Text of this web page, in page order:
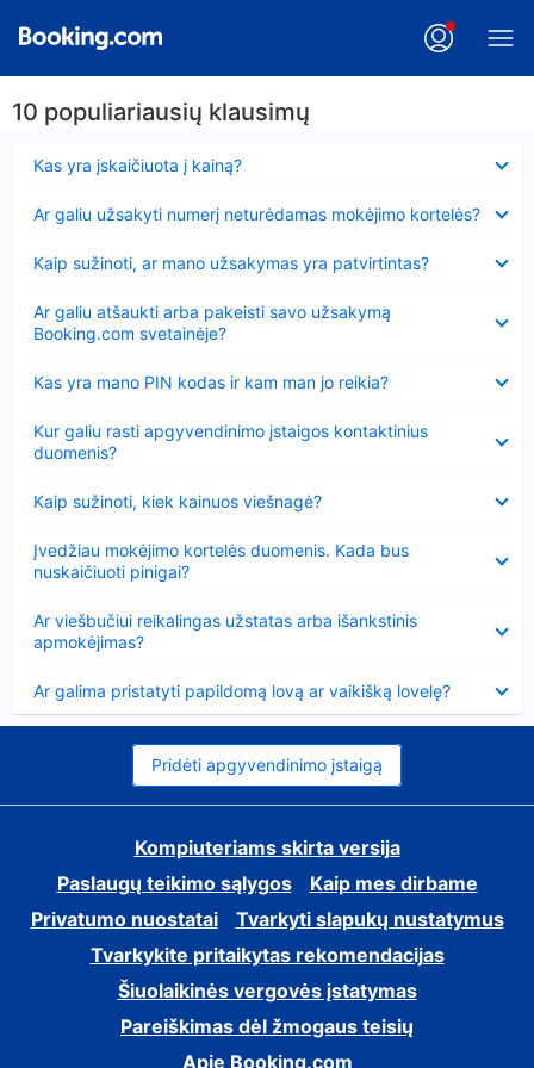
10 populiariausių klausimų
Kas yra įskaičiuota į kainą?
Ar galiu užsakyti numerį neturėdamas mokėjimo kortelės?
Kaip sužinoti, ar mano užsakymas yra patvirtintas?
Ar galiu atšaukti arba pakeisti savo užsakymą
Booking.com svetainėje?
Kas yra mano PIN kodas ir kam man jo reikia?
Kur galiu rasti apgyvendinimo įstaigos kontaktinius
duomenis?
Kaip sužinoti, kiek kainuos viešnagė?
Įvedžiau mokėjimo kortelės duomenis. Kada bus
nuskaičiuoti pinigai?
Ar viešbučiui reikalingas užstatas arba išankstinis
apmokėjimas?
Ar galima pristatyti papildomą lovą ar vaikišką lovelę?
Pridėti apgyvendinimo įstaigą
Kompiuteriams skirta versija
Paslaugų teikimo sąlygos
Kaip mes dirbame
Privatumo nuostatai
Tvarkyti slapukų nustatymus
Tvarkykite pritaikytas rekomendacijas
Šiuolaikinės vergovės įstatymas
Pareiškimas dėl žmogaus teisių
Apie Booking.com